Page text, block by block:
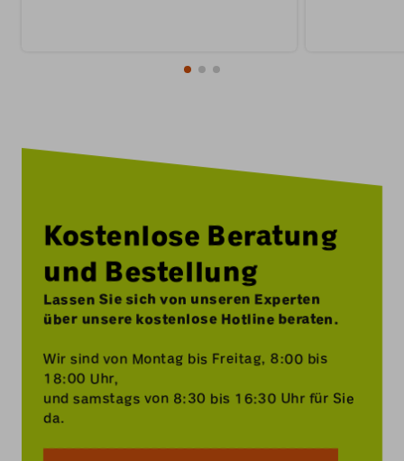
Kostenlose Beratung
und Bestellung
Lassen Sie sich von unseren Experten
über unsere kostenlose Hotline beraten.
Wir sind von Montag bis Freitag, 8:00 bis
18:00 Uhr,
und samstags von 8:30 bis 16:30 Uhr für Sie
da.